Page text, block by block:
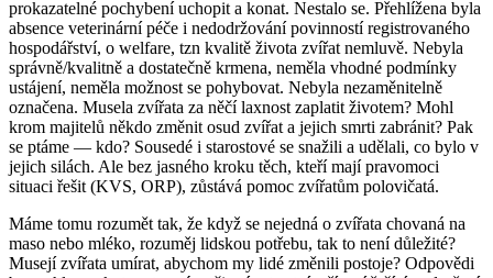
prokazatelné pochybení uchopit a konat. Nestalo se. Přehlížena byla
absence veterinární péče i nedodržování povinností registrovaného
hospodářství, o welfare, tzn kvalitě života zvířat nemluvě. Nebyla
správně/kvalitně a dostatečně krmena, neměla vhodné podmínky
ustájení, neměla možnost se pohybovat. Nebyla nezaměnitelně
označena. Musela zvířata za něčí laxnost zaplatit životem? Mohl
krom majitelů někdo změnit osud zvířat a jejich smrti zabránit? Pak
se ptáme — kdo? Sousedé i starostové se snažili a udělali, co bylo v
jejich silách. Ale bez jasného kroku těch, kteří mají pravomoci
situaci řešit (KVS, ORP), zůstává pomoc zvířatům polovičatá.
Máme tomu rozumět tak, že když se nejedná o zvířata chovaná na
maso nebo mléko, rozuměj lidskou potřebu, tak to není důležité?
Musejí zvířata umírat, abychom my lidé změnili postoje? Odpovědi